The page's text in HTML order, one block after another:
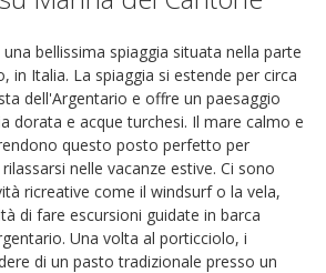
bellissima spiaggia situata nella parte
in Italia. La spiaggia si estende per circa
dell'Argentario e offre un paesaggio
dorata e acque turchesi. Il mare calmo e
questo posto perfetto per
nelle vacanze estive. Ci sono
ricreative come il windsurf o la vela,
di fare escursioni guidate in barca
Una volta al porticciolo, i
di un pasto tradizionale presso un